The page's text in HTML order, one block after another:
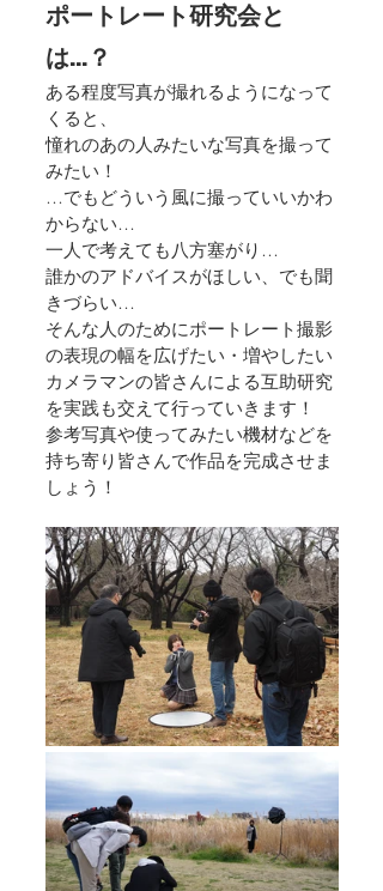
ポートレート研究会と
は…？
ある程度写真が撮れるようになって
くると、
憧れのあの人みたいな写真を撮って
みたい！
…でもどういう風に撮っていいかわ
からない…
一人で考えても八方塞がり…
誰かのアドバイスがほしい、でも聞
きづらい…
そんな人のためにポートレート撮影
の表現の幅を広げたい・増やしたい
カメラマンの皆さんによる互助研究
を実践も交えて行っていきます！
参考写真や使ってみたい機材などを
持ち寄り皆さんで作品を完成させま
しょう！